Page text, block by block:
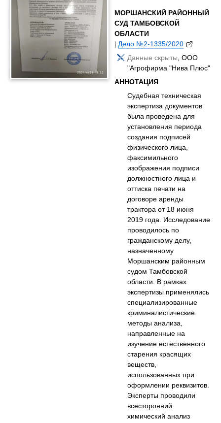
МОРШАНСКИЙ РАЙОННЫЙ
СУД ТАМБОВСКОЙ
ОБЛАСТИ
|Дело №2-1335/2020
Данные скрыты, ООО
"Агрофирма "Нива Плюс"
АННОТАЦИЯ
Судебная техническая
экспертиза документов
была проведена для
установления периода
создания подписей
физического лица,
факсимильного
изображения подписи
должностного лица и
оттиска печати на
договоре аренды
трактора от 18 июня
2019 года. Исследование
проводилось по
гражданскому делу,
назначенному
Моршанским районным
судом Тамбовской
области. В рамках
экспертизы применялись
специализированные
криминалистические
методы анализа,
направленные на
изучение естественного
старения красящих
веществ,
использованных при
оформлении реквизитов.
Эксперты проводили
всесторонний
химический анализ